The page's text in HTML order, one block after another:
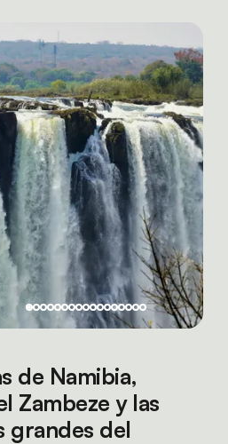
de Namibia,
Zambeze y las
grandes del